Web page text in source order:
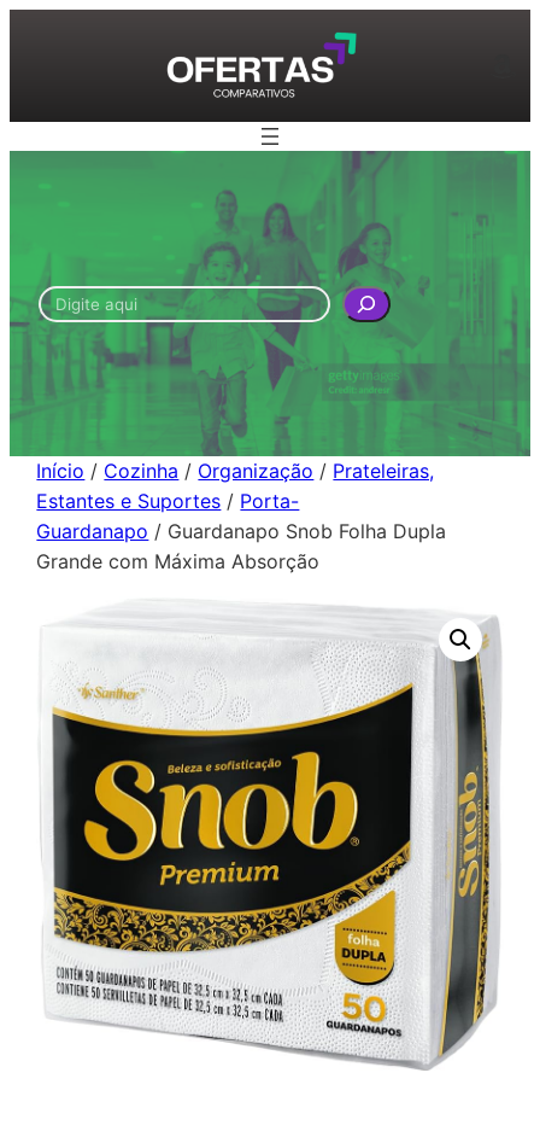
conteúdo
Pesquisar
Início / Cozinha / Organização / Prateleiras,
Estantes e Suportes / Porta-
Guardanapo / Guardanapo Snob Folha Dupla
Grande com Máxima Absorção